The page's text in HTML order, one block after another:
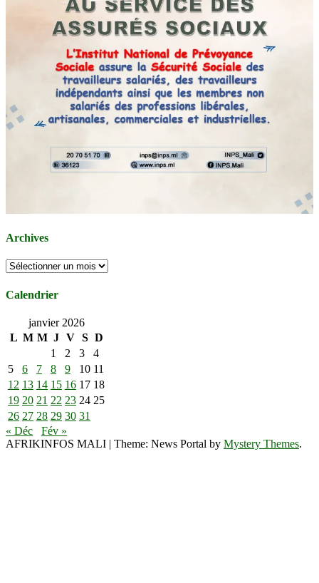
Archives
Archives
Calendrier
janvier 2026
L M M J V S D
1
2 3
4
5
6 7 8 9 10 11
12 13 14 15 16 17 18
19 20 21 22 23 24 25
26 27 28 29 30 31
« Déc
Fév »
AFRIKINFOS MALI | Theme: News Portal by Mystery Themes.